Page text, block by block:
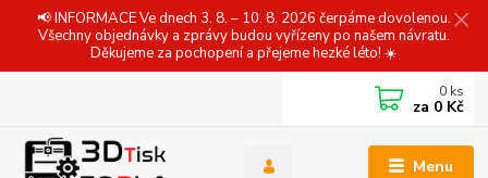
📢 INFORMACE Ve dnech 3. 8. – 10. 8. 2026 čerpáme dovolenou.
Všechny objednávky a zprávy budou vyřízeny po našem návratu.
Děkujeme za pochopení a přejeme hezké léto! ☀️
Menu
0 ks
za 0 Kč